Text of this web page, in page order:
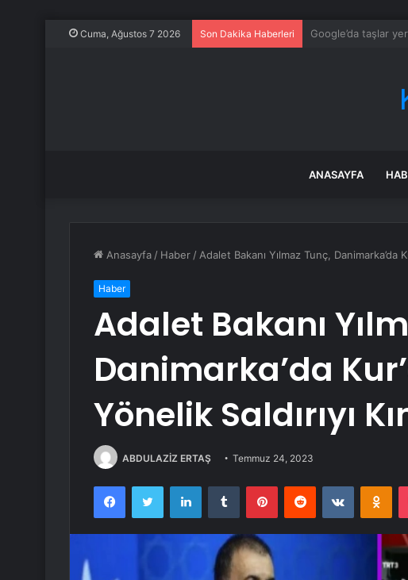
Cuma, Ağustos 7 2026 Son Dakika Haberleri 332 paşa YAŞ’ı
ANASAYFA
Anasayfa / Haber / Adalet Bakanı Yılmaz Tunç, Danimarka’da
Haber
Adalet Bakanı
Danimarka’da
Yönelik Saldırıyı
ABDULAZİZ ERTAŞ Temmuz 24, 2023
FacebookTwitter LinkedInTumblr PinterestReddit VKontakte